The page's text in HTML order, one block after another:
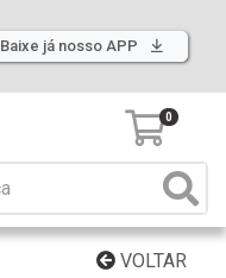
Baixe já nosso APP
0
VOLTAR